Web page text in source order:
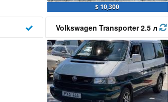
$ 10,300
Volkswagen Transporter 2.5 л